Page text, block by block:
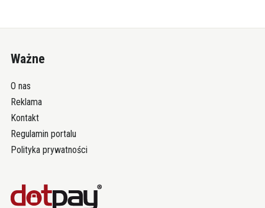
Ważne
O nas
Reklama
Kontakt
Regulamin portalu
Polityka prywatności